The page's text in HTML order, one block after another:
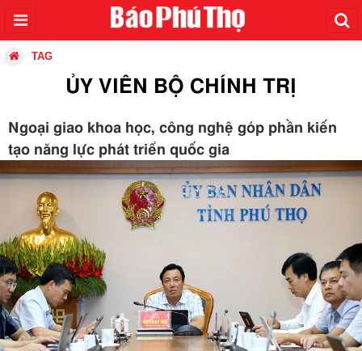
TAG
ỦY VIÊN BỘ CHÍNH TRỊ
Ngoại giao khoa học, công nghệ góp phần kiến
tạo năng lực phát triển quốc gia